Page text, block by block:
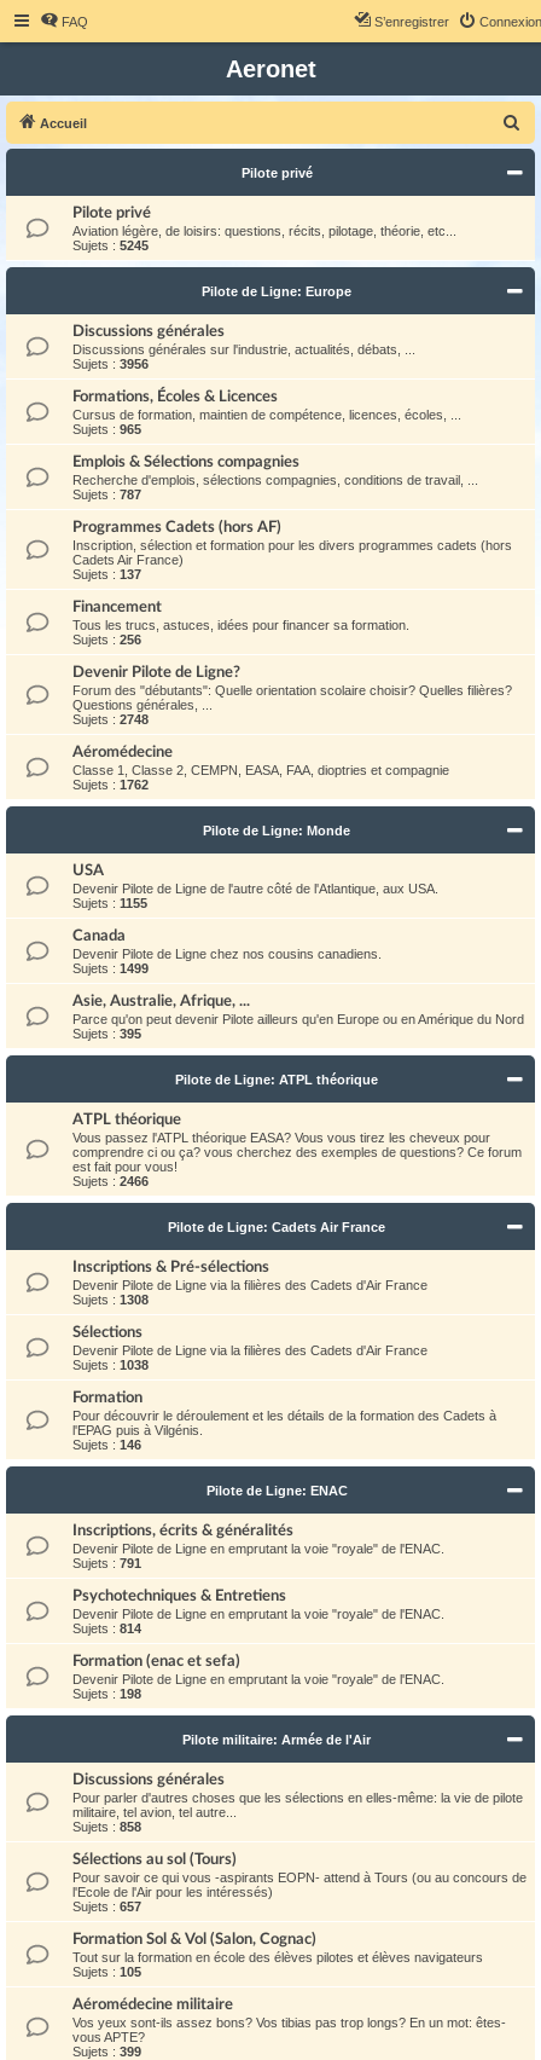
FAQ Connexion
S’enregistrer
Aeronet
Accueil
e
r
c
r
Pilote privé
Pilote privé
Aviation légère, de loisirs: questions, récits, pilotage, théorie, etc...
Sujets : 5245
Pilote de Ligne: Europe
Discussions générales
Discussions générales sur l'industrie, actualités, débats, ...
Sujets : 3956
Formations, Écoles & Licences
Cursus de formation, maintien de compétence, licences, écoles, ...
Sujets : 965
Emplois & Sélections compagnies
Recherche d'emplois, sélections compagnies, conditions de travail, ...
Sujets : 787
Programmes Cadets (hors AF)
Inscription, sélection et formation pour les divers programmes cadets (hors
Cadets Air France)
Sujets : 137
Financement
Tous les trucs, astuces, idées pour financer sa formation.
Sujets : 256
Devenir Pilote de Ligne?
Forum des "débutants": Quelle orientation scolaire choisir? Quelles filières?
Questions générales, ...
Sujets : 2748
Aéromédecine
Classe 1, Classe 2, CEMPN, EASA, FAA, dioptries et compagnie
Sujets : 1762
Pilote de Ligne: Monde
USA
Devenir Pilote de Ligne de l'autre côté de l'Atlantique, aux USA.
Sujets : 1155
Canada
Devenir Pilote de Ligne chez nos cousins canadiens.
Sujets : 1499
Asie, Australie, Afrique, ...
Parce qu'on peut devenir Pilote ailleurs qu'en Europe ou en Amérique du Nord
Sujets : 395
Pilote de Ligne: ATPL théorique
ATPL théorique
Vous passez l'ATPL théorique EASA? Vous vous tirez les cheveux pour
comprendre ci ou ça? vous cherchez des exemples de questions? Ce forum
est fait pour vous!
Sujets : 2466
Pilote de Ligne: Cadets Air France
Inscriptions & Pré-sélections
Devenir Pilote de Ligne via la filières des Cadets d'Air France
Sujets : 1308
Sélections
Devenir Pilote de Ligne via la filières des Cadets d'Air France
Sujets : 1038
Formation
Pour découvrir le déroulement et les détails de la formation des Cadets à
l'EPAG puis à Vilgénis.
Sujets : 146
Pilote de Ligne: ENAC
Inscriptions, écrits & généralités
Devenir Pilote de Ligne en emprutant la voie "royale" de l'ENAC.
Sujets : 791
Psychotechniques & Entretiens
Devenir Pilote de Ligne en emprutant la voie "royale" de l'ENAC.
Sujets : 814
Formation (enac et sefa)
Devenir Pilote de Ligne en emprutant la voie "royale" de l'ENAC.
Sujets : 198
Pilote militaire: Armée de l'Air
Discussions générales
Pour parler d'autres choses que les sélections en elles-même: la vie de pilote
militaire, tel avion, tel autre...
Sujets : 858
Sélections au sol (Tours)
Pour savoir ce qui vous -aspirants EOPN- attend à Tours (ou au concours de
l'Ecole de l'Air pour les intéressés)
Sujets : 657
Formation Sol & Vol (Salon, Cognac)
Tout sur la formation en école des élèves pilotes et élèves navigateurs
Sujets : 105
Aéromédecine militaire
Vos yeux sont-ils assez bons? Vos tibias pas trop longs? En un mot: êtes-
vous APTE?
Sujets : 399